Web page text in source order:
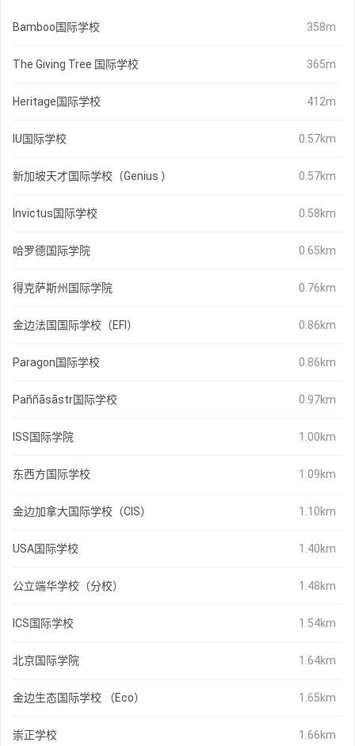
Bamboo国际学校 358m
The Giving Tree 国际学校 365m
Heritage国际学校 412m
IU国际学校 0.57km
新加坡天才国际学校（Genius ） 0.57km
Invictus国际学校 0.58km
哈罗德国际学院 0.65km
得克萨斯州国际学院 0.76km
金边法国国际学校（EFI） 0.86km
Paragon国际学校 0.86km
Paññāsāstr国际学校 0.97km
ISS国际学院 1.00km
东西方国际学校 1.09km
金边加拿大国际学校（CIS） 1.10km
USA国际学校 1.40km
公立端华学校（分校） 1.48km
ICS国际学校 1.54km
北京国际学院 1.64km
金边生态国际学校 （Eco） 1.65km
崇正学校 1.66km